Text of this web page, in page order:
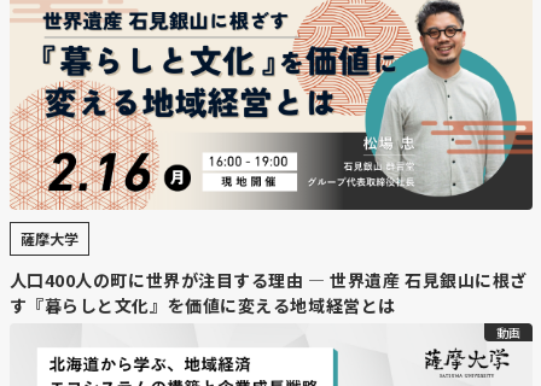
【コメント】
新村さんは私もお知り合いでミルクサウナは牧場を見なが
らサウナが出来る稀有な体験ができる素敵な場所です。新
村さんはミルクジャム、カフェ、サウナ、宿泊と、単なる
牧場ではなく次々と新たな事を仕掛けてすべてがブランド
づくりにつながっています。これからの一次産業は、素材
だけで勝負する時代ではなく、物語や体験まで含めて価値
を届ける時代。北海道にはこうした可能性を持つ地域資源
が数多くあり、大きなヒントになる取り組みだと感じま
す。
【北海道ニュース】夏のニセコ ゲーム
薩摩大学
人口400人の町に世界が注目する理由 — 世界遺産 石見銀山に根ざ
す『暮らしと文化』を価値に変える地域経営とは
動画